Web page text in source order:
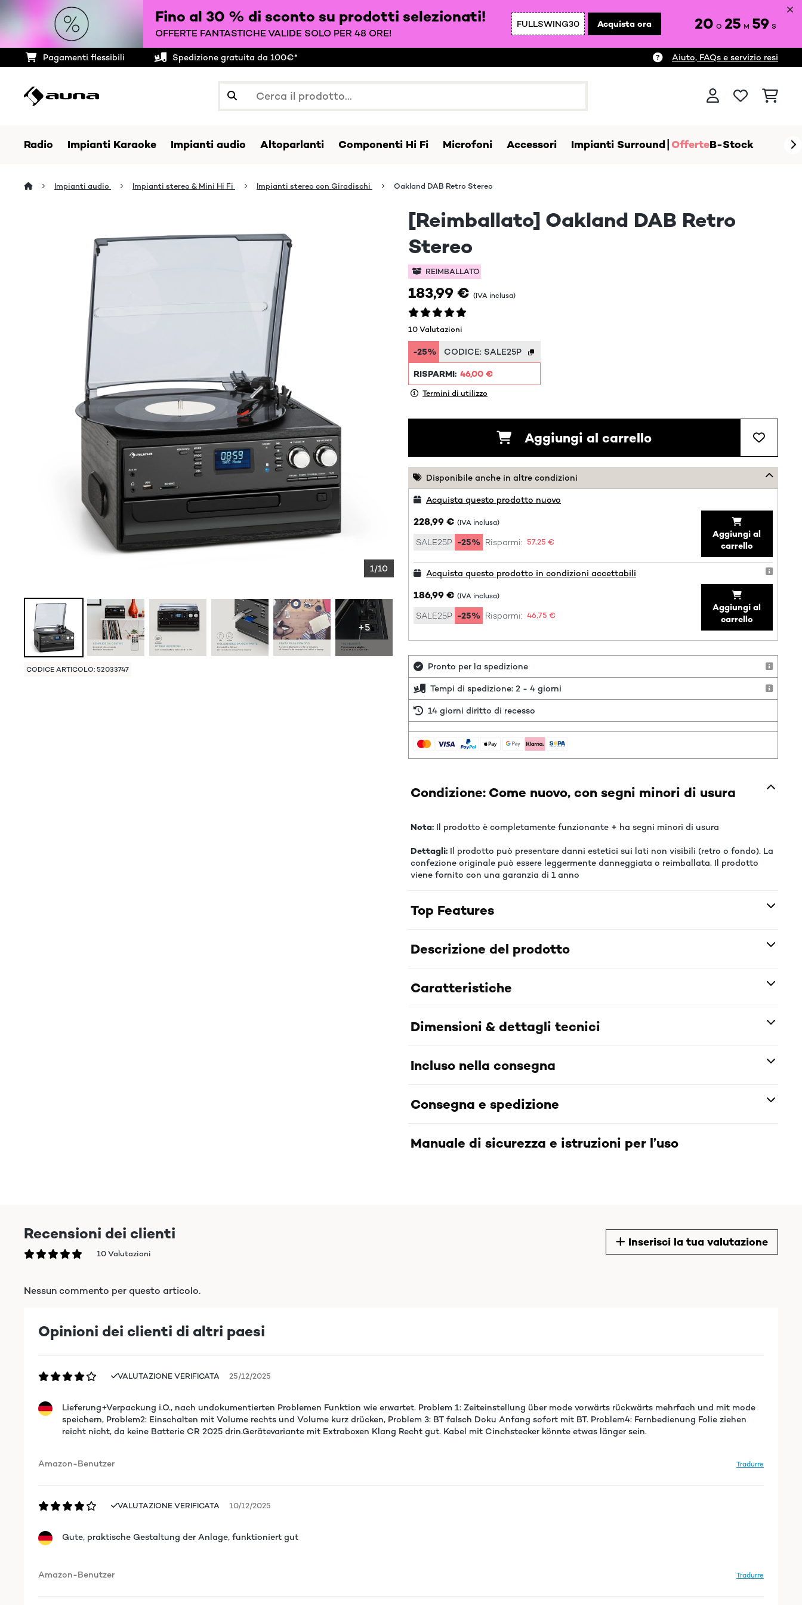
Fino al 30 % di sconto su prodotti selezionati!
OFFERTE FANTASTICHE VALIDE SOLO PER 48 ORE!
FULLSWING30 Acquista ora 20 O 25 M 58 S
Pagamenti flessibili Spedizione gratuita da 100€* Aiuto, FAQs e servizio resi
Radio Impianti Karaoke Impianti audio Altoparlanti Componenti Hi Fi Microfoni Accessori Impianti Surround OfferteB-Stock
Impianti audio Impianti stereo & Mini Hi Fi Impianti stereo con Giradischi Oakland DAB Retro Stereo
1/10
+5
CODICE ARTICOLO: 52033747
[Reimballato] Oakland DAB Retro
Stereo
REIMBALLATO
183,99 € (IVA inclusa)
10 Valutazioni
-25% CODICE: SALE25P
RISPARMI: 46,00 €
Termini di utilizzo
Aggiungi al carrello
Disponibile anche in altre condizioni
Acquista questo prodotto nuovo
228,99 € (IVA inclusa)
SALE25P -25% Risparmi: 57,25 €
Aggiungi al
carrello
Acquista questo prodotto in condizioni accettabili
186,99 € (IVA inclusa)
SALE25P -25% Risparmi: 46,75 €
Aggiungi al
carrello
Pronto per la spedizione
Tempi di spedizione: 2 - 4 giorni
14 giorni diritto di recesso
Condizione: Come nuovo, con segni minori di usura
Nota: Il prodotto è completamente funzionante + ha segni minori di usura
Dettagli: Il prodotto può presentare danni estetici sui lati non visibili (retro o fondo). La
confezione originale può essere leggermente danneggiata o reimballata. Il prodotto
viene fornito con una garanzia di 1 anno
Top Features
Descrizione del prodotto
Caratteristiche
Dimensioni & dettagli tecnici
Incluso nella consegna
Consegna e spedizione
Manuale di sicurezza e istruzioni per l’uso
Recensioni dei clienti
10 Valutazioni
Inserisci la tua valutazione
Nessun commento per questo articolo.
Opinioni dei clienti di altri paesi
VALUTAZIONE VERIFICATA 25/12/2025
Lieferung+Verpackung i.O., nach undokumentierten Problemen Funktion wie erwartet. Problem 1: Zeiteinstellung über mode vorwärts rückwärts mehrfach und mit mode
speichern, Problem2: Einschalten mit Volume rechts und Volume kurz drücken, Problem 3: BT falsch Doku Anfang sofort mit BT. Problem4: Fernbedienung Folie ziehen
reicht nicht, da keine Batterie CR 2025 drin.Gerätevariante mit Extraboxen Klang Recht gut. Kabel mit Cinchstecker könnte etwas länger sein.
Amazon-Benutzer Tradurre
VALUTAZIONE VERIFICATA 10/12/2025
Gute, praktische Gestaltung der Anlage, funktioniert gut
Amazon-Benutzer Tradurre